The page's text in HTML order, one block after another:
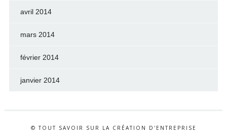
avril 2014
mars 2014
février 2014
janvier 2014
© TOUT SAVOIR SUR LA CRÉATION D'ENTREPRISE